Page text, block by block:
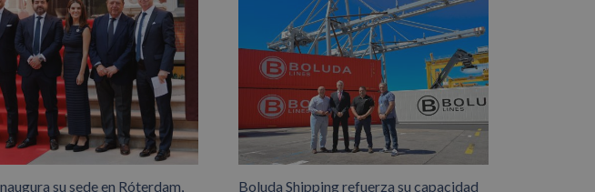
su sede en Róterdam,
Boluda Shipping refuerza su capacidad